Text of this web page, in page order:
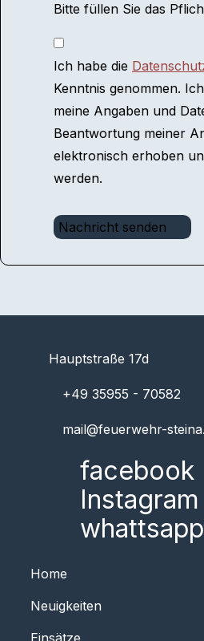
Bitte füllen Sie das
Ich habe die
Kenntnis genommen.
meine Angaben und
Beantwortung meiner
elektronisch erhoben
werden.
Nachricht senden
Hauptstraße 17d
+49 35955 - 70582
mail@feuerwehr-
facebook
Instagram
whattsapp
Home
Neuigkeiten
Einsätze